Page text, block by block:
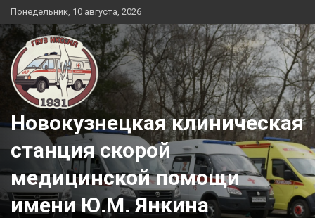
Перейти
к
содержимому
Понедельник, 10 августа, 2026
Новокузнецкая клиническая
станция скорой
медицинской помощи
имени Ю.М. Янкина